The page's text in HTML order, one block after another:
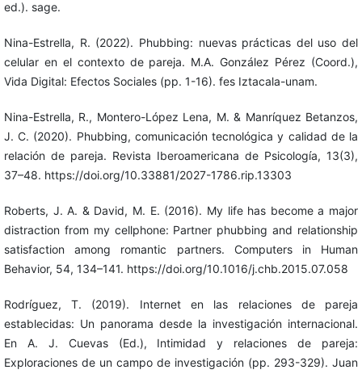
ed.). sage.
Nina-Estrella, R. (2022). Phubbing: nuevas prácticas del uso del
celular en el contexto de pareja. M.A. González Pérez (Coord.),
Vida Digital: Efectos Sociales (pp. 1-16). fes Iztacala-unam.
Nina-Estrella, R., Montero-López Lena, M. & Manríquez Betanzos,
J. C. (2020). Phubbing, comunicación tecnológica y calidad de la
relación de pareja. Revista Iberoamericana de Psicología, 13(3),
37–48. https://doi.org/10.33881/2027-1786.rip.13303
Roberts, J. A. & David, M. E. (2016). My life has become a major
distraction from my cellphone: Partner phubbing and relationship
satisfaction among romantic partners. Computers in Human
Behavior, 54, 134–141. https://doi.org/10.1016/j.chb.2015.07.058
Rodríguez, T. (2019). Internet en las relaciones de pareja
establecidas: Un panorama desde la investigación internacional.
En A. J. Cuevas (Ed.), Intimidad y relaciones de pareja:
Exploraciones de un campo de investigación (pp. 293-329). Juan